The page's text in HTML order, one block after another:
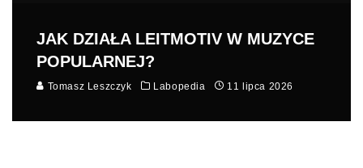
JAK DZIAŁA LEITMOTIV W MUZYCE
POPULARNEJ?
Tomasz Leszczyk Labopedia 11 lipca 2026